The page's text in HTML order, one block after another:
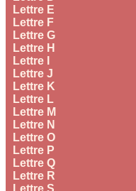
Lettre E
Lettre F
Lettre G
Lettre H
Lettre I
Lettre J
Lettre K
Lettre L
Lettre M
Lettre N
Lettre O
Lettre P
Lettre Q
Lettre R
Lettre S